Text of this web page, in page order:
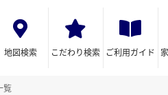
地図検索 こだわり検索 ご利用ガイド
覧